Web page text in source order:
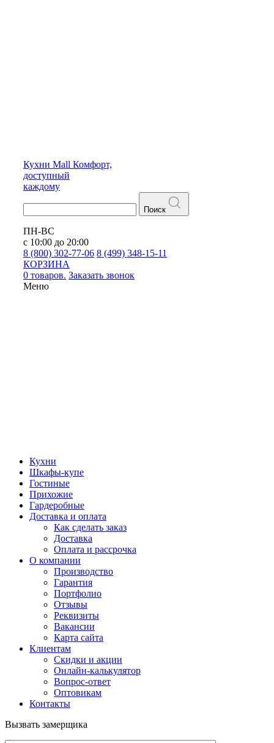
Кухни Mall Комфорт,
доступный
каждому
Поиск
ПН-ВС
с 10:00 до 20:00
8 (800) 302-77-06 8 (499) 348-15-11
КОРЗИНА
0 товаров. Заказать звонок
Меню
Кухни
Шкафы-купе
Гостиные
Прихожие
Гардеробные
Доставка и оплата
Как сделать заказ
Доставка
Оплата и рассрочка
О компании
Производство
Гарантия
Портфолио
Отзывы
Реквизиты
Вакансии
Карта сайта
Клиентам
Скидки и акции
Онлайн-калькулятор
Вопрос-ответ
Оптовикам
Контакты
Вызвать замерщика